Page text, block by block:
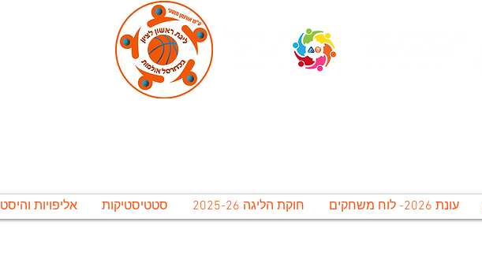
עונת 2026- לוח משחקים חוקת הליגה 2025-26 סטטיסטיקות אליפויות